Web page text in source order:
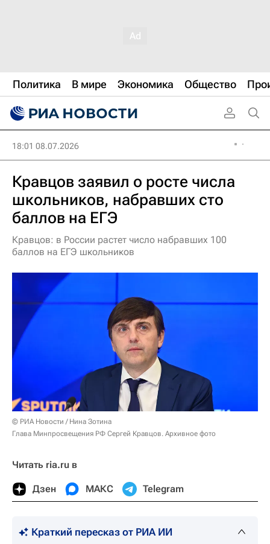
Политика В мире Экономика Общество
18:01 08.07.2026
Кравцов заявил о росте числа
школьников, набравших сто
баллов на ЕГЭ
Кравцов: в России растет число набравших 100
баллов на ЕГЭ школьников
© РИА Новости / Нина Зотина
Глава Минпросвещения РФ Сергей Кравцов. Архивное фото
Читать ria.ru в
Дзен МАКС Telegram
Краткий пересказ от РИА ИИ